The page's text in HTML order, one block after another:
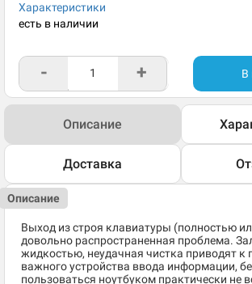
Характеристики
есть в наличии
- + В
Описание
Доставка
Описание
Выход из строя клавиатуры (полностью
довольно распространенная проблема.
жидкостью, неудачная чистка приводят к
важного устройства ввода информации,
пользоваться ноутбуком практически не